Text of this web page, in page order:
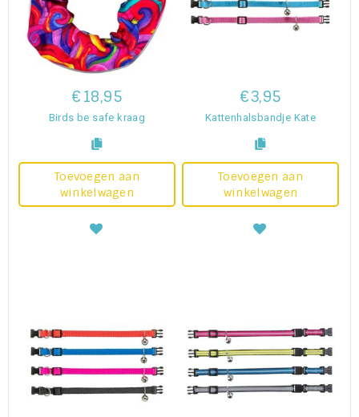
€18,95
Birds be safe kraag
Toevoegen aan
winkelwagen
€3,95
Kattenhalsbandje Kate
Toevoegen aan
winkelwagen